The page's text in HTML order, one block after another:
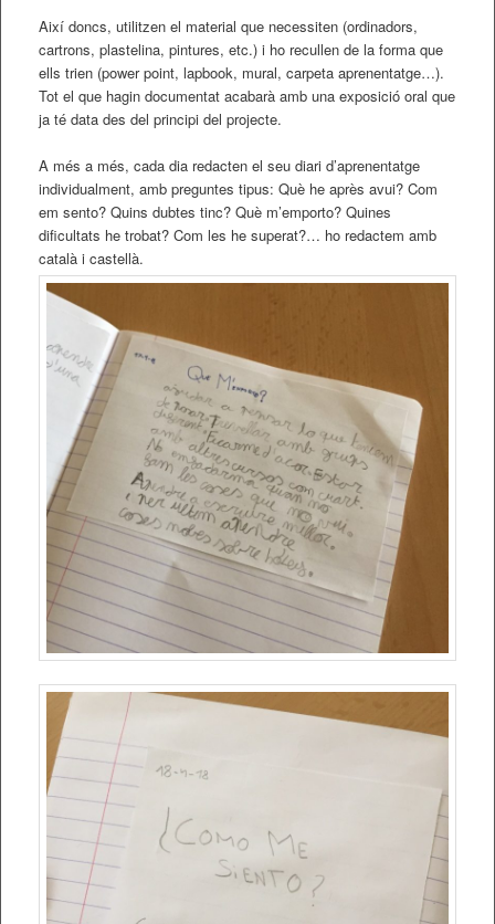
Així doncs, utilitzen el material que necessiten (ordinadors,
cartrons, plastelina, pintures, etc.) i ho recullen de la forma que
ells trien (power point, lapbook, mural, carpeta aprenentatge…).
Tot el que hagin documentat acabarà amb una exposició oral que
ja té data des del principi del projecte.
A més a més, cada dia redacten el seu diari d’aprenentatge
individualment, amb preguntes tipus: Què he après avui? Com
em sento? Quins dubtes tinc? Què m’emporto? Quines
dificultats he trobat? Com les he superat?… ho redactem amb
català i castellà.